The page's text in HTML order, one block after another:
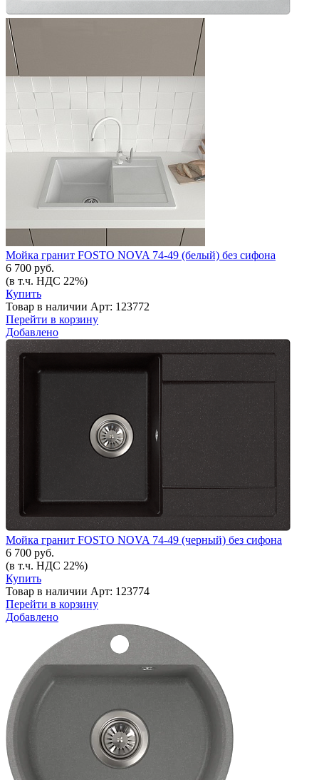
Мойка гранит FOSTO NOVA 74-49 (белый) без сифона
6 700 руб.
(в т.ч. НДС 22%)
Купить
Товар в наличии Арт: 123772
Перейти в корзину
Добавлено
Мойка гранит FOSTO NOVA 74-49 (черный) без сифона
6 700 руб.
(в т.ч. НДС 22%)
Купить
Товар в наличии Арт: 123774
Перейти в корзину
Добавлено